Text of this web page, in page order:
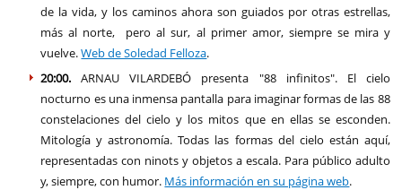
de la vida, y los caminos ahora son guiados por otras estrellas,
más al norte, pero al sur, al primer amor, siempre se mira y
vuelve.Web de Soledad Felloza.
20:00. ARNAU VILARDEBÓ presenta "88 infinitos". El cielo
nocturno es una inmensa pantalla para imaginar formas de las 88
constelaciones del cielo y los mitos que en ellas se esconden.
Mitología y astronomía. Todas las formas del cielo están aquí,
representadas con ninots y objetos a escala. Para público adulto
y, siempre, con humor. Más información en su página web.